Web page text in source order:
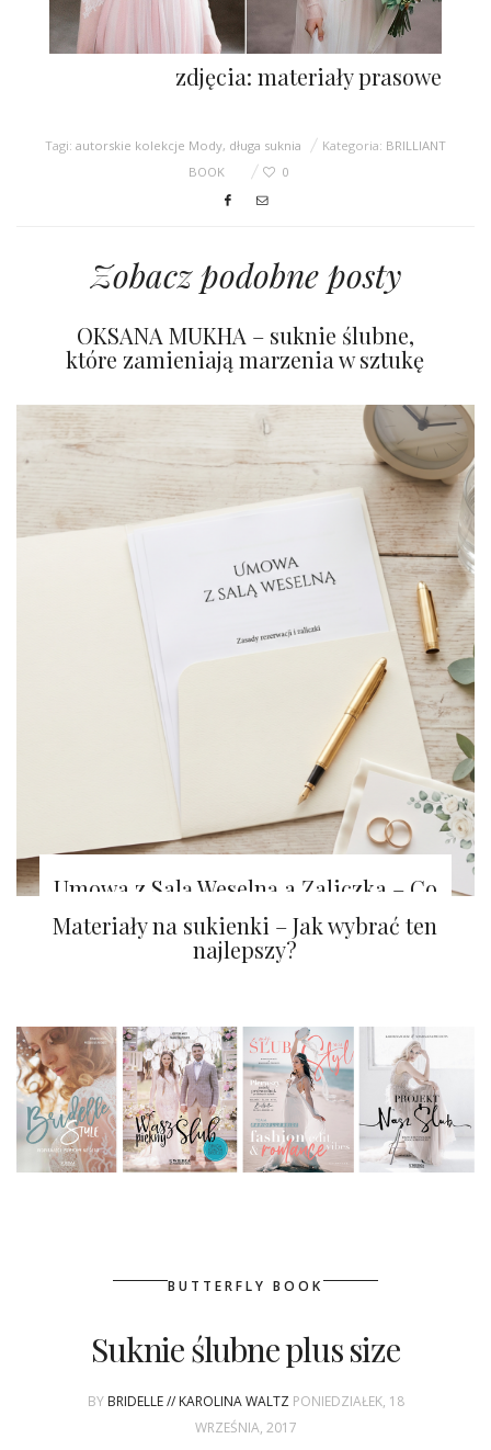
zdjęcia: materiały prasowe
Tagi: autorskie kolekcje Mody, długa suknia Kategoria: BRILLIANT
BOOK
0
Zobacz podobne posty
OKSANA MUKHA – suknie ślubne,
które zamieniają marzenia w sztukę
Umowa z Salą Weselną a Zaliczka – Co
Warto Wiedzieć?
Materiały na sukienki – Jak wybrać ten
najlepszy?
BUTTERFLY BOOK
Suknie ślubne plus size
BY BRIDELLE // KAROLINA WALTZ PONIEDZIAŁEK, 18
WRZEŚNIA, 2017